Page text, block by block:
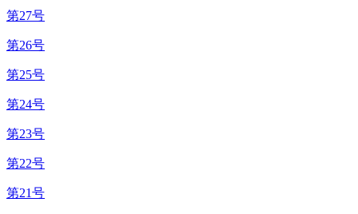
第27号
第26号
第25号
第24号
第23号
第22号
第21号